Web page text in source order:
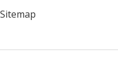
Sitemap